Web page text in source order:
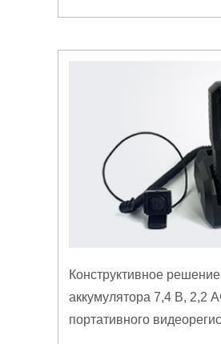
Конструктивное
аккумулятора 7,4 В, 2,2
портативного